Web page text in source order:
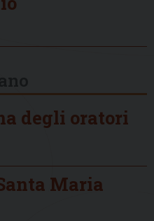
degli oratori
Maria